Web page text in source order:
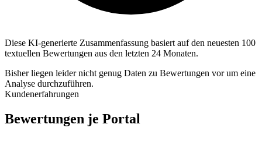
Diese KI-generierte Zusammenfassung basiert auf den neuesten 100
textuellen Bewertungen aus den letzten 24 Monaten.
Bisher liegen leider nicht genug Daten zu Bewertungen vor um eine
Analyse durchzuführen.
Kundenerfahrungen
Bewertungen je Portal